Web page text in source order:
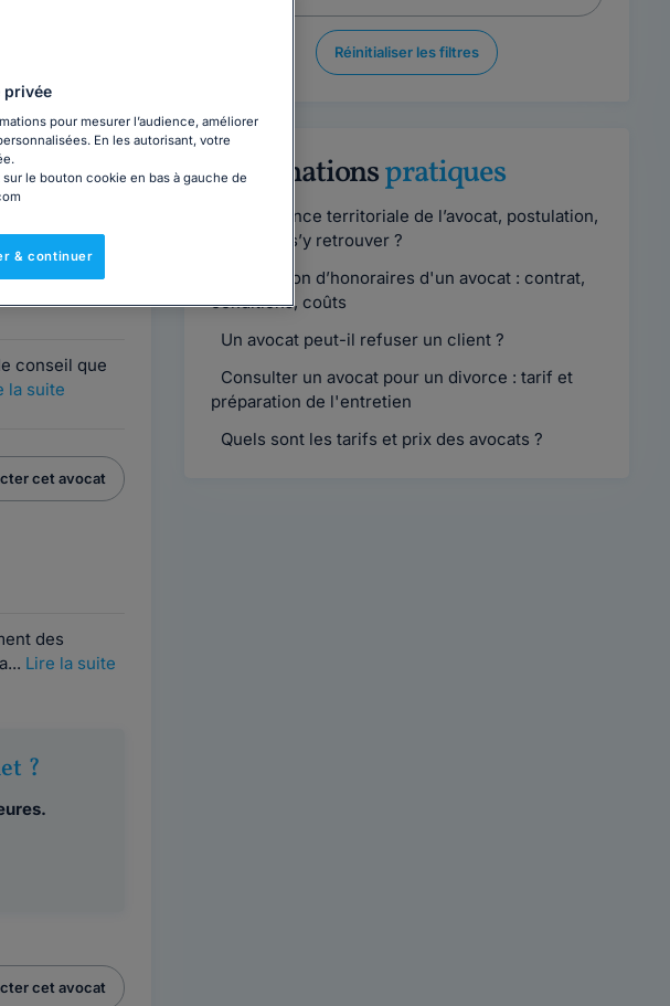
et
conseil que
la suite
cet avocat
des
Lire la suite
?
cet avocat
Réinitialiser les filtres
Informationspratiques
Compétence territoriale de l’avocat, postulation,
comment s’y retrouver ?
Convention d’honoraires d'un avocat : contrat,
conditions, coûts
Un avocat peut-il refuser un client ?
Consulter un avocat pour un divorce : tarif et
préparation de l'entretien
Quels sont les tarifs et prix des avocats ?
pour mesurer l’audience, améliorer
En les autorisant, votre
le bouton cookie en bas à gauche de
& continuer